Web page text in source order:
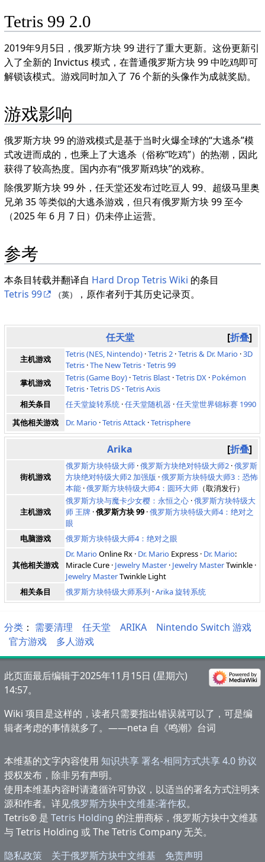
Tetris 99 2.0
2019年9月5日，俄罗斯方块 99 进行了重大更新。这份更新引
入了全新的 Invictus 模式，在普通俄罗斯方块 99 中吃鸡即可
解锁该模式。游戏同时加入了 76 个新的头像作为成就奖励。
游戏影响
俄罗斯方块 99 的游戏模式是基于当时火爆全球的“大逃杀”模
式改进而成的，也乘上了大逃杀（俗称“吃鸡”）的热潮，因此
获得了较高热度。国内亦有“俄罗斯鸡块”的戏称。
除俄罗斯方块 99 外，任天堂还发布过吃豆人 99、超级马里奥
兄弟 35 等类似的大逃杀游戏，但只有俄罗斯方块 99 至今
（2025 年 6 月 7 日）仍未停止运营。
参考
本条目转载并翻译自 Hard Drop Tetris Wiki 的条目
Tetris 99
（英） ，原作者列于其历史记录页。
折叠
任天堂
主机游戏 Tetris (NES, Nintendo) ·Tetris 2 ·Tetris & Dr. Mario ·3D
Tetris ·The New Tetris ·Tetris 99
掌机游戏
Tetris (Game Boy) ·Tetris Blast ·Tetris DX · Pokémon
Tetris ·Tetris DS ·Tetris Axis
相关条目
任天堂旋转系统 ·任天堂随机器 ·任天堂世界锦标赛 1990
其他相关游戏
Dr. Mario ·Tetris Attack ·Tetrisphere
折叠
Arika
街机游戏
俄罗斯方块特级大师 ·俄罗斯方块绝对特级大师2 ·俄罗斯
方块绝对特级大师2 加强版 ·俄罗斯方块特级大师3：恐怖
本能 ·俄罗斯方块特级大师4：圆环大师 （取消发行）
主机游戏
俄罗斯方块与魔卡少女樱：永恒之心 ·俄罗斯方块特级大
师 王牌 ·俄罗斯方块 99 ·俄罗斯方块特级大师4：绝对之
眼
电脑游戏
俄罗斯方块特级大师4：绝对之眼
其他相关游戏
Dr. MarioOnline Rx · Dr. Mario Express · Dr. Mario:
Miracle Cure · Jewelry Master · Jewelry MasterTwinkle ·
Jewelry MasterTwinkle Light
相关条目
俄罗斯方块特级大师系列 ·Arika 旋转系统
分类 ：​ 需要清理 任天堂 ARIKA
Nintendo Switch 游戏
官方游戏
多人游戏
此页面最后编辑于2025年11月15日 (星期六)
14:57。
Wiki 项目是这样的，读者只需要指出错误就可以了，可是编
辑者考虑的事情就多了。——neta 自《鸣潮》台词
本维基的文字内容使用 知识共享 署名-相同方式共享 4.0 协议
授权发布，除非另有声明。
使用本维基内容时请遵循许可协议，以适当的署名方式注明来
源和作者。详见俄罗斯方块中文维基:著作权。
Tetris® 是Tetris Holding 的注册商标，俄罗斯方块中文维基
与 Tetris Holding 或 The Tetris Company 无关。
隐私政策
关于俄罗斯方块中文维基 免责声明